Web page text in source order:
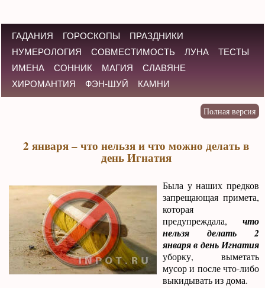
ГАДАНИЯ ГОРОСКОПЫ
ПРАЗДНИКИ
НУМЕРОЛОГИЯ
СОВМЕСТИМОСТЬ ЛУНА
ТЕСТЫ
ИМЕНА
СОННИК МАГИЯ
СЛАВЯНЕ
ХИРОМАНТИЯ
ФЭН-ШУЙ КАМНИ
2 января – что нельзя и что можно делать в
день Игнатия
Была у наших предков
запрещающая примета,
которая
предупреждала, что
нельзя делать 2
января в день Игнатия
уборку, выметать
мусор и после что-либо
выкидывать из дома.